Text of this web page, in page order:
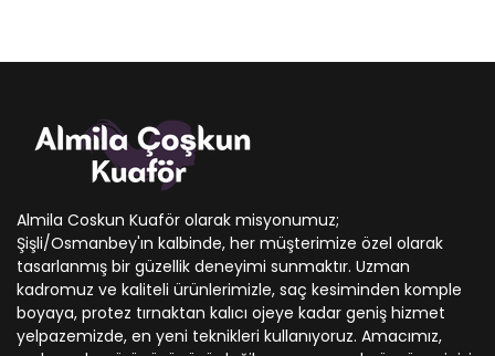
Almila Coskun Kuaför olarak misyonumuz;
Şişli/Osmanbey'ın kalbinde, her müşterimize özel olarak
tasarlanmış bir güzellik deneyimi sunmaktır. Uzman
kadromuz ve kaliteli ürünlerimizle, saç kesiminden komple
boyaya, protez tırnaktan kalıcı ojeye kadar geniş hizmet
yelpazemizde, en yeni teknikleri kullanıyoruz. Amacımız,